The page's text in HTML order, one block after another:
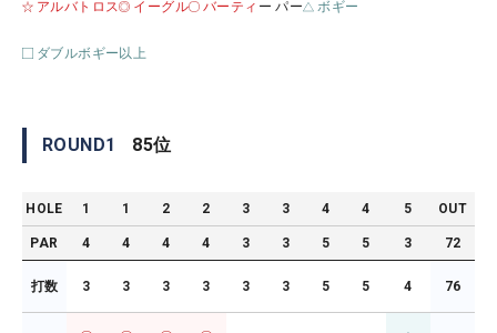
アルバトロス イーグル バーティ ー パー ボギー
ダブルボギー以上
ROUND1 85位
HOLE 1 1 2 2 3 3 4 4 5 OUT
PAR 4 4 4 4 3 3 5 5 3 72
打数 3 3 3 3 3 3 5 5 4 76